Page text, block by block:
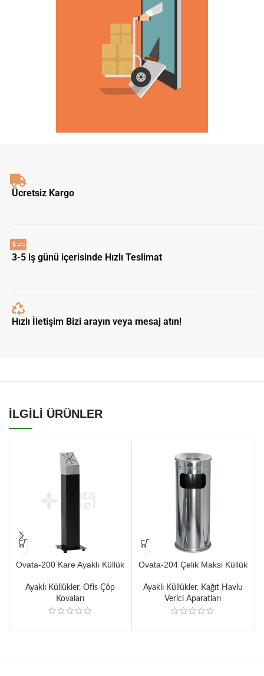
Ücretsiz Kargo
3-5 iş günü içerisinde Hızlı Teslimat
Hızlı İletişim Bizi arayın veya mesaj atın!
İLGİLİ ÜRÜNLER
Ovata-200 Kare Ayaklı Küllük
Ayaklı Küllükler,Ofis Çöp
Kovaları
Ovata-204 Çelik Maksi Küllük
Ayaklı Küllükler, Kağıt Havlu
Verici Aparatları